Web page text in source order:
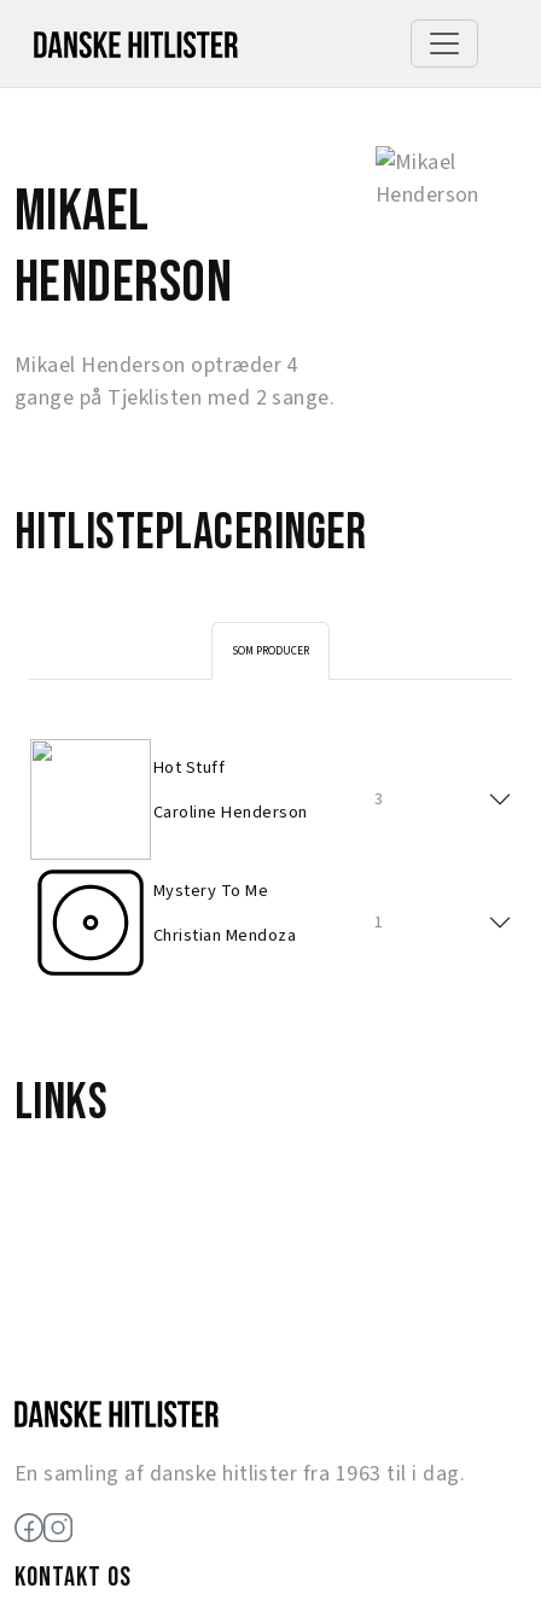
Mikael
Henderson
Mikael Henderson optræder 4
gange på Tjeklisten med 2 sange.
Hitlisteplaceringer
SOM PRODUCER
Hot Stuff
Caroline Henderson
3
Mystery To Me
Christian Mendoza
1
Links
En samling af danske hitlister fra 1963 til i dag.
KONTAKT OS